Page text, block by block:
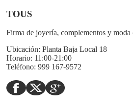
TOUS
Firma de joyería, complementos y moda
Ubicación: Planta Baja Local 18
Horario: 11:00-21:00
Teléfono: 999 167-9572